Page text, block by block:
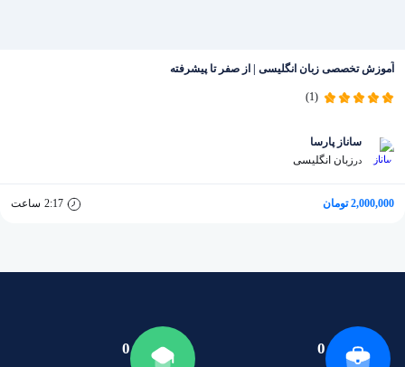
آموزش تخصصی زبان انگلیسی | از صفر تا پیشرفته
(1)
ساناز پارسا
در زبان انگلیسی
2,000,000 تومان 2:17 ساعت
0
0